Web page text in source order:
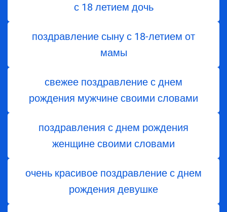
с 18 летием дочь
поздравление сыну с 18-летием от
мамы
свежее поздравление с днем
рождения мужчине своими словами
поздравления с днем рождения
женщине своими словами
очень красивое поздравление с днем
рождения девушке